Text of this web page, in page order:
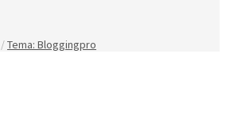
/Tema: Bloggingpro